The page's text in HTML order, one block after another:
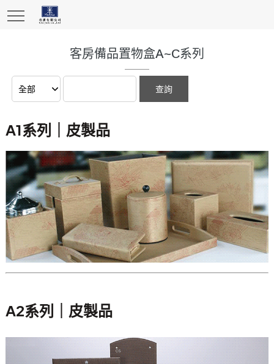
客房備品置物盒A~C系列
A1系列｜皮製品
A2系列｜皮製品